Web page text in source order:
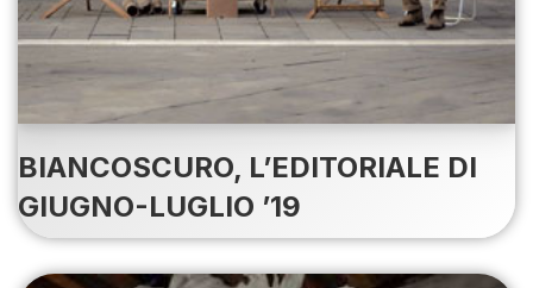
BIANCOSCURO, L’EDITORIALE DI
GIUGNO-LUGLIO ’19